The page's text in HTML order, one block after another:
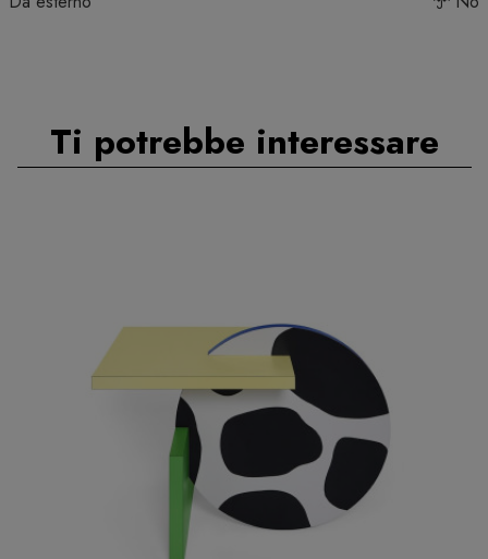
Ti potrebbe interessare